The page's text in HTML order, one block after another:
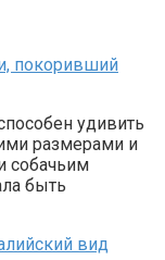
покоривший
удивить
размерами и
собачьим
быть